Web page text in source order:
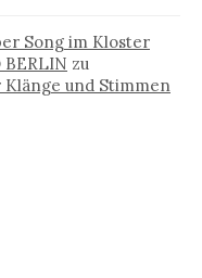
Song im Kloster
BERLIN zu
und Stimmen